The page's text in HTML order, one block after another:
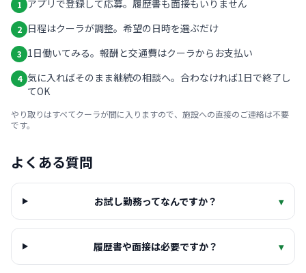
1 アプリで登録して応募。履歴書も面接もいりません
2 日程はクーラが調整。希望の日時を選ぶだけ
3 1日働いてみる。報酬と交通費はクーラからお支払い
4 気に入ればそのまま継続の相談へ。合わなければ1日で終了し
てOK
やり取りはすべてクーラが間に入りますので、施設への直接のご連絡は不要
です。
よくある質問
お試し勤務ってなんですか？ ▾
履歴書や面接は必要ですか？ ▾